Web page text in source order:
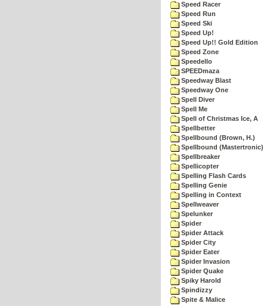
Speed Racer
Speed Run
Speed Ski
Speed Up!
Speed Up!! Gold Edition
Speed Zone
Speedello
SPEEDmaza
Speedway Blast
Speedway One
Spell Diver
Spell Me
Spell of Christmas Ice, A
Spellbetter
Spellbound (Brown, H.)
Spellbound (Mastertronic)
Spellbreaker
Spellicopter
Spelling Flash Cards
Spelling Genie
Spelling in Context
Spellweaver
Spelunker
Spider
Spider Attack
Spider City
Spider Eater
Spider Invasion
Spider Quake
Spiky Harold
Spindizzy
Spite & Malice